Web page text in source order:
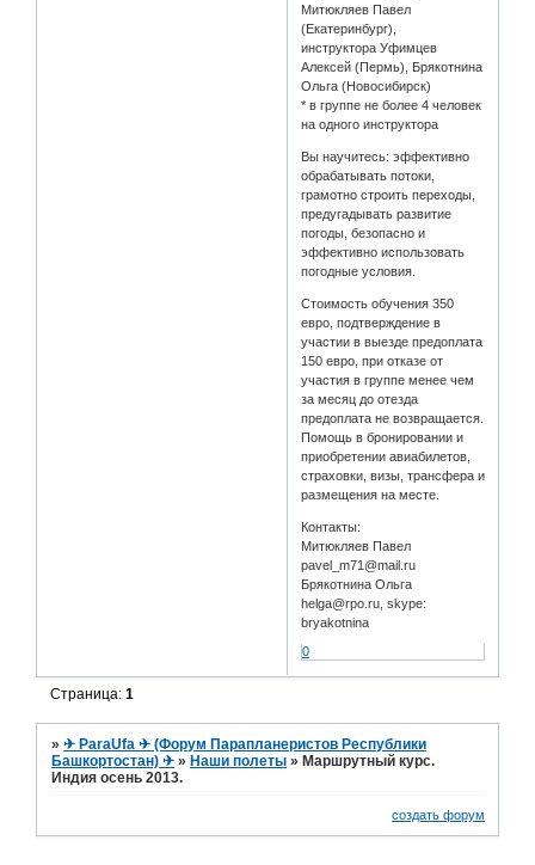
Митюкляев Павел
(Екатеринбург),
инструктора Уфимцев
Алексей (Пермь), Брякотнина
Ольга (Новосибирск)
* в группе не более 4 человек
на одного инструктора
Вы научитесь: эффективно
обрабатывать потоки,
грамотно строить переходы,
предугадывать развитие
погоды, безопасно и
эффективно использовать
погодные условия.
Cтоимость обучения 350
евро, подтверждение в
участии в выезде предоплата
150 евро, при отказе от
участия в группе менее чем
за месяц до отезда
предоплата не возвращается.
Помощь в бронировании и
приобретении авиабилетов,
страховки, визы, трансфера и
размещения на месте.
Контакты:
Митюкляев Павел
pavel_m71@mail.ru
Брякотнина Ольга
hеlga@rpo.ru, skype:
bryakotnina
0
Страница:1
»✈ ParaUfa ✈ (Форум Парапланеристов Республики
Башкортостан) ✈ »Наши полеты »Маршрутный курс.
Индия осень 2013.
создать форум